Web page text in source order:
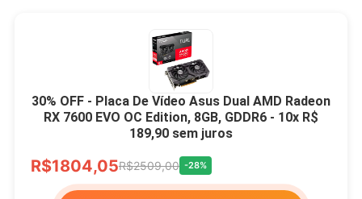
30% OFF - Placa De Vídeo Asus Dual AMD Radeon
RX 7600 EVO OC Edition, 8GB, GDDR6 - 10x R$
189,90 sem juros
R$1804,05R$2509,00 -28%